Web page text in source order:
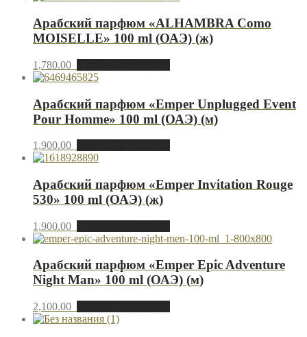
Арабский парфюм «ALHAMBRA Como
MOISELLE» 100 ml (ОАЭ) (ж)
1,780.00
Арабский парфюм «Emper Unplugged Event
Pour Homme» 100 ml (ОАЭ) (м)
1,900.00
Арабский парфюм «Emper Invitation Rouge
530» 100 ml (ОАЭ) (ж)
1,900.00
Арабский парфюм «Emper Epic Adventure
Night Man» 100 ml (ОАЭ) (м)
2,100.00